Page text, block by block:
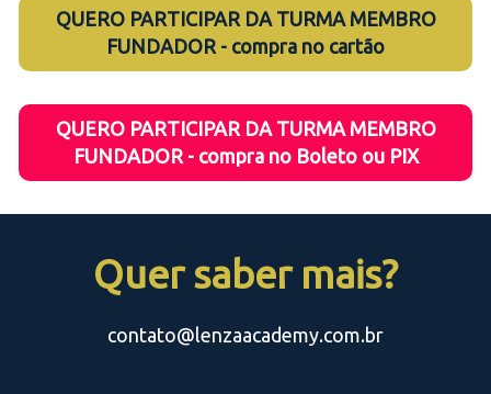
QUERO PARTICIPAR DA TURMA MEMBRO
FUNDADOR - compra no cartão
QUERO PARTICIPAR DA TURMA MEMBRO
FUNDADOR - compra no Boleto ou PIX
Quer saber mais?
contato@lenzaacademy.com.br